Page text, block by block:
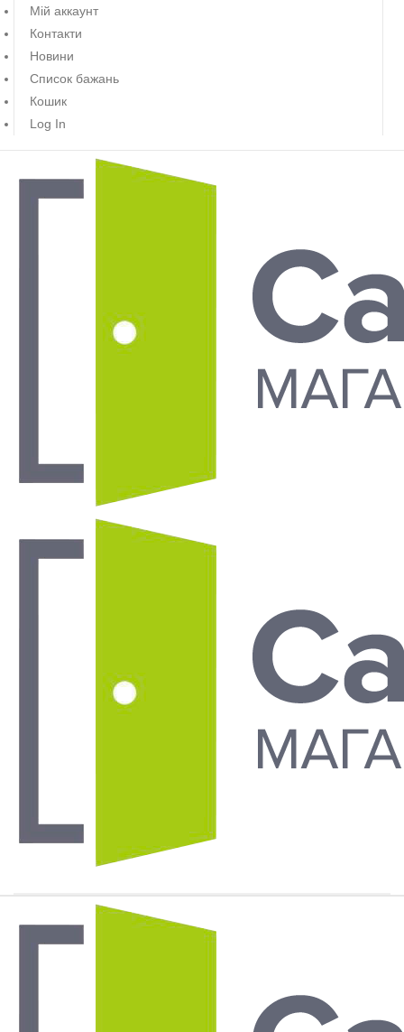
Мій аккаунт
Контакти
Новини
Список бажань
Кошик
Log In